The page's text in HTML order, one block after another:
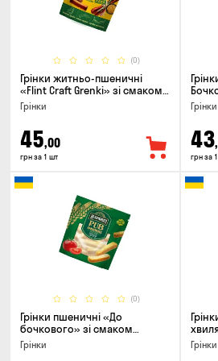
(0)
Грінки житньо-пшеничні
«Flint Craft Grenki» зі смаком
кабаносів та гірчиці, 80г
Грінки
45,00
грн за 1 шт
зГрінки
43
грн за
(0)
Грінки пшеничні «До
бочкового» зі смаком
томати по-домашньому, 120г
Грінки Грінки